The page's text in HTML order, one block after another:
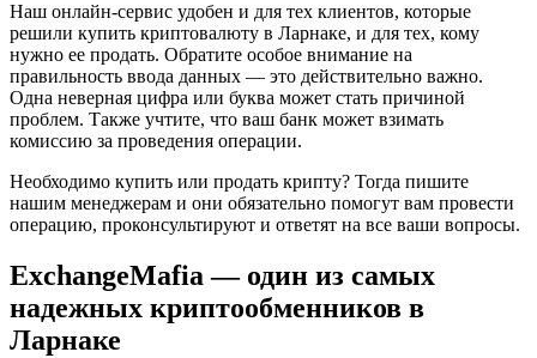
Наш онлайн-сервис удобен и для тех клиентов, которые
решили купить криптовалюту в Ларнаке, и для тех, кому
нужно ее продать. Обратите особое внимание на
правильность ввода данных — это действительно важно.
Одна неверная цифра или буква может стать причиной
проблем. Также учтите, что ваш банк может взимать
комиссию за проведения операции.
Необходимо купить или продать крипту? Тогда пишите
нашим менеджерам и они обязательно помогут вам провести
операцию, проконсультируют и ответят на все ваши вопросы.
ExchangeMafia — один из самых
надежных криптообменников в
Ларнаке